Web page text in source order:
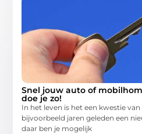
Snel jouw auto of
doe je zo!
In het leven is het een kwestie
bijvoorbeeld jaren geleden een
daar ben je mogelijk